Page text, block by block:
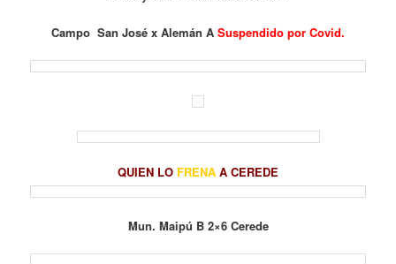
Campo San José x Alemán A Suspendido por Covid.
QUIEN LO FRENA A CEREDE
Mun. Maipú B 2×6 Cerede